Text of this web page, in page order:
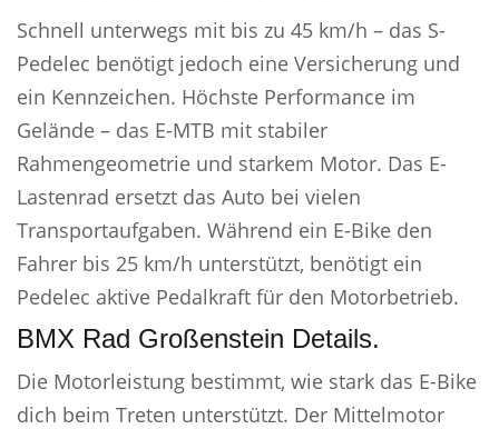
Schnell unterwegs mit bis zu 45 km/h – das S-
Pedelec benötigt jedoch eine Versicherung und
ein Kennzeichen. Höchste Performance im
Gelände – das E-MTB mit stabiler
Rahmengeometrie und starkem Motor. Das E-
Lastenrad ersetzt das Auto bei vielen
Transportaufgaben. Während ein E-Bike den
Fahrer bis 25 km/h unterstützt, benötigt ein
Pedelec aktive Pedalkraft für den Motorbetrieb.
BMX Rad Großenstein Details.
Die Motorleistung bestimmt, wie stark das E-Bike
dich beim Treten unterstützt. Der Mittelmotor